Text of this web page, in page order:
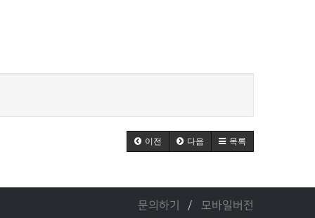
이전 다음 목록
문의하기 모바일버전